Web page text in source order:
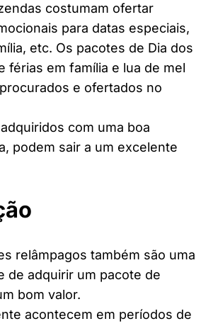
costumam ofertar
para datas especiais,
etc. Os pacotes de Dia dos
férias em família e lua de mel
e ofertados no
com uma boa
podem sair a um excelente
relâmpagos também são uma
de adquirir um pacote de
bom valor.
acontecem em períodos de